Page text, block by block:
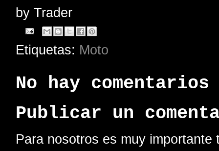
by Trader
Etiquetas: Moto
No hay
Publicar un
Para nosotros es muy